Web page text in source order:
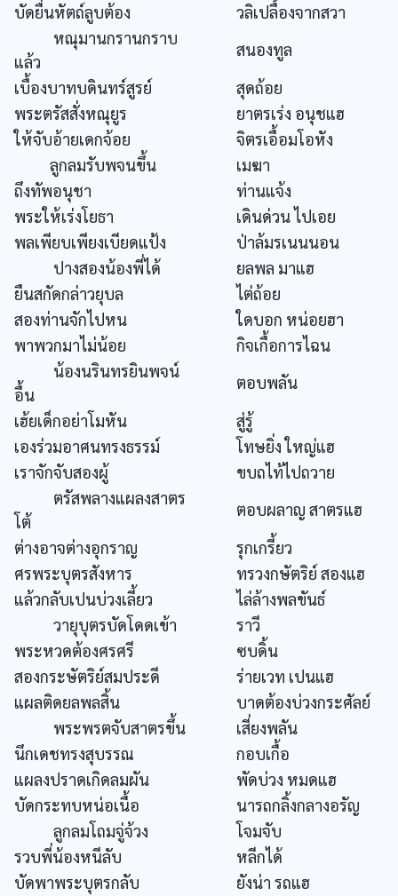
บัดยื่นหัตถ์ลูบต้อง
วลิเปลื้องจากสวา
หณุมานกรานกราบ
แล้ว
สนองทูล
เบื้องบาทบดินทร์สูรย์
สุดถ้อย
พระตรัสสั่งหณุยูร
ยาตรเร่ง อนุชแฮ
ให้จับอ้ายเดกจ้อย
จิตรเอื้อมโอหัง
ลูกลมรับพจนขึ้น
เมฆา
ถึงทัพอนุชา
ท่านแจ้ง
พระให้เร่งโยธา
เดินด่วน ไปเอย
พลเพียบเพียงเบียดแป้ง
ป่าล้มรเนนนอน
ปางสองน้องพี่ได้
ยลพล มาแฮ
ยืนสกัดกล่าวยุบล
ไต่ถ้อย
สองท่านจักไปหน
ใดบอก หน่อยฮา
พาพวกมาไม่น้อย
กิจเกื้อการไฉน
น้องนรินทรยินพจน์
อื้น
ตอบพลัน
เฮ้ยเด็กอย่าโมหัน
สู่รู้
เองร่วมอาศนทรงธรรม์
โทษยิ่ง ใหญ่แฮ
เราจักจับสองผู้
ขบถไท้ไปถวาย
ตรัสพลางแผลงสาตร
โต้
ตอบผลาญ สาตรแฮ
ต่างอาจต่างอุกราญ
รุกเกรี้ยว
ศรพระบุตรสังหาร
ทรวงกษัตริย์ สองแฮ
แล้วกลับเปนบ่วงเลี้ยว
ไล่ล้างพลขันธ์
วายุบุตรบัดโดดเข้า
ราวี
พระหวดต้องศรศรี
ซบดิ้น
สองกระษัตริย์สมประดี
ร่ายเวท เปนแฮ
แผลติดยลพลสิ้น
บาดต้องบ่วงกระศัลย์
พระพรตจับสาตรขึ้น
เสี่ยงพลัน
นึกเดชทรงสุบรรณ
กอบเกื้อ
แผลงปราดเกิดลมผัน
พัดบ่วง หมดแฮ
บัดกระทบหน่อเนื้อ
นารถกลิ้งกลางอรัญ
ลูกลมโถมจู่จ้วง
โจมจับ
รวบพี่น้องหนีลับ
หลีกได้
บัดพาพระบุตรกลับ
ยังน่า รถแฮ